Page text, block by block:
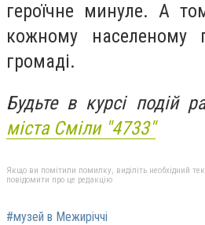
героїчне минуле. А
кожному населеному
громаді.
Будьте в курсі подій
міста Сміли "4733"
Якщо ви помітили помилку, виділіть необхідний
повідомити про це редакцію
#музей в Межиріччі